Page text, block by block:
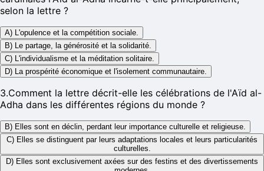
selon la lettre ?
A) L'opulence et la compétition sociale.
B) Le partage, la générosité et la solidarité.
C) L'individualisme et la méditation solitaire.
D) La prospérité économique et l'isolement communautaire.
3.Comment la lettre décrit-elle les célébrations de l'Aïd al-
Adha dans les différentes régions du monde ?
B) Elles sont en déclin, perdant leur importance culturelle et religieuse.
C) Elles se distinguent par leurs adaptations locales et leurs particularités
culturelles.
D) Elles sont exclusivement axées sur des festins et des divertissements